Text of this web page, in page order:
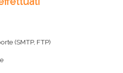
(SMTP, FTP)